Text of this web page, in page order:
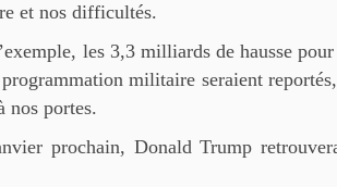
et nos difficultés.
les 3,3 milliards de hausse
militaire seraient
nos portes.
prochain, Donald Trump